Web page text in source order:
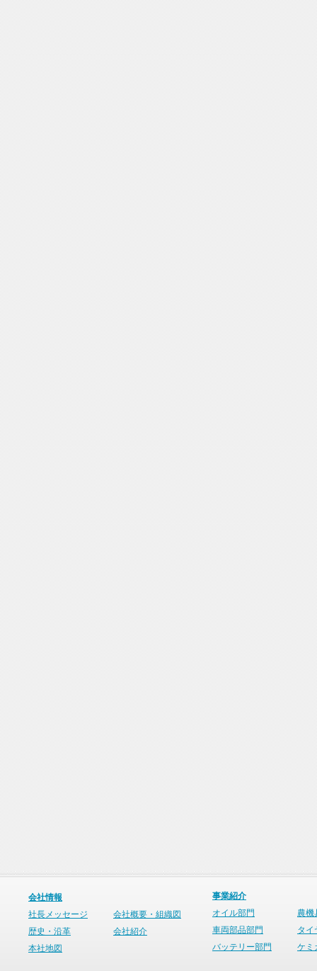
会社情報
社長メッセージ
会社概要・組織図
歴史・沿革
会社紹介
本社地図
事業紹介
オイル部門
農機
車両部品部門
タイ
バッテリー部門
ケミ